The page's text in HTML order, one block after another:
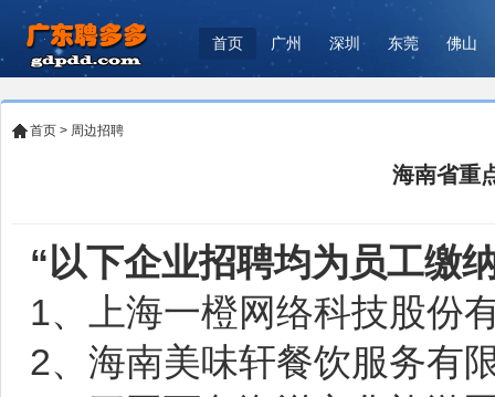
首页 广州 深圳 东莞 佛山
首页 > 周边招聘
海南省重
“以下企业招聘均为员工缴
1、上海一橙网络科技股份
2、海南美味轩餐饮服务有